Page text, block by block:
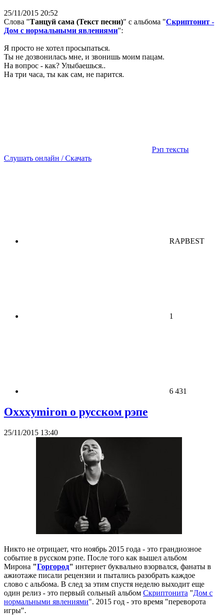
25/11/2015 20:52
Слова "Танцуй сама (Текст песни)" с альбома "Скриптонит -
Дом с нормальными явлениями":
Я просто не хотел просыпаться.
Ты не дозвонилась мне, и звонишь моим пацам.
На вопрос - как? Улыбаешься..
На три часа, ты как сам, не парится.
Рэп тексты
Слушать онлайн / Скачать
RAPBEST
1
6 431
Oxxxymiron о русском рэпе
25/11/2015 13:40
Никто не отрицает, что ноябрь 2015 года - это грандиозное
событие в русском рэпе. После того как вышел альбом
Мирона "Горгород" интернет буквально взорвался, фанаты в
ажиотаже писали рецензии и пытались разобрать каждое
слово с альбома. В след за этим спустя неделю выходит еще
один релиз - это первый сольный альбом Скриптонита "Дом с
нормальными явлениями". 2015 год - это время "переворота
игры".